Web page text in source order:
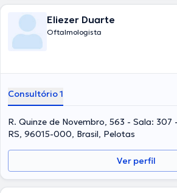
Eliezer Duarte
Oftalmologista
Consultório 1
R. Quinze de Novembro, 563 - Sala:
RS, 96015-000, Brasil, Pelotas
Ver perfil